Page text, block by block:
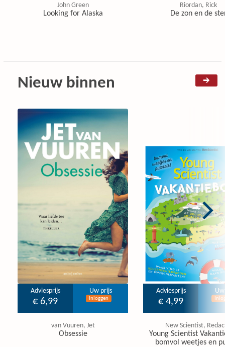
John Green
Looking for Alaska
Riordan, Rick
De zon en de
Nieuw binnen
Adviesprijs
€ 6,99
Uw prijs
Inloggen
van Vuuren, Jet
Obsessie
Adviesprijs
€ 4,99
New Scientist,
Young Scientist
bomvol weetjes en